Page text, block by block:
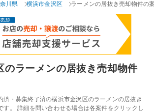
川県 横浜市金沢区 ラーメンの居抜き売却物件の
のラーメンの居抜き売却物件
済・募集終了済の横浜市金沢区のラーメンの居抜き
す。 詳細を問い合わせる場合は各案件をクリックし